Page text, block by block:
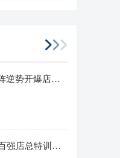
中成伟业#田掌门《多业态矩阵逆势开爆店》分享班
中成伟业第17期酒店餐饮#《百强店总特训营》